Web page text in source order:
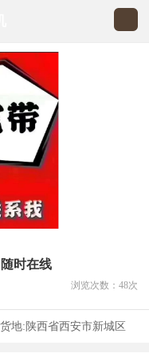
时在线
浏览次数： 48次
地:陕西省西安市新城区